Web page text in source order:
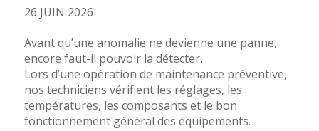
26 JUIN 2026
Avant qu’une anomalie ne devienne une panne,
encore faut-il pouvoir la détecter.
Lors d’une opération de maintenance préventive,
nos techniciens vérifient les réglages, les
températures, les composants et le bon
fonctionnement général des équipements.